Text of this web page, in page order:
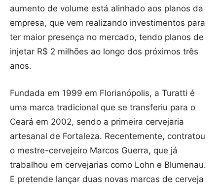
aumento de volume está alinhado aos planos da
empresa, que vem realizando investimentos para
ter maior presença no mercado, tendo planos de
injetar R$ 2 milhões ao longo dos próximos três
anos.
Fundada em 1999 em Florianópolis, a Turatti é
uma marca tradicional que se transferiu para o
Ceará em 2002, sendo a primeira cervejaria
artesanal de Fortaleza. Recentemente, contratou
o mestre-cervejeiro Marcos Guerra, que já
trabalhou em cervejarias como Lohn e Blumenau.
E pretende lançar duas novas marcas de cerveja